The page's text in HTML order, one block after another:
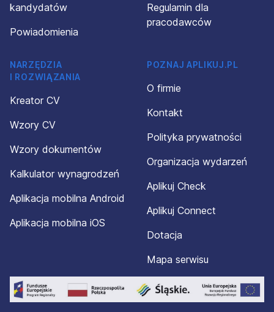
kandydatów
Powiadomienia
Regulamin dla
pracodawców
NARZĘDZIA
I ROZWIĄZANIA
Kreator CV
Wzory CV
Wzory dokumentów
Kalkulator wynagrodzeń
Aplikacja mobilna Android
Aplikacja mobilna iOS
POZNAJ APLIKUJ.PL
O firmie
Kontakt
Polityka prywatności
Organizacja wydarzeń
Aplikuj Check
Aplikuj Connect
Dotacja
Mapa serwisu